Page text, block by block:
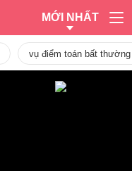
MỚI NHẤT
vụ điểm toán bất